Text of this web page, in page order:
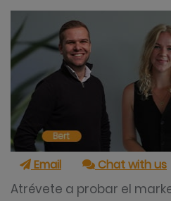
Email Chat with us
Atrévete a probar el